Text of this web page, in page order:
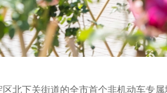
北下关街道的全市首个非机动车专